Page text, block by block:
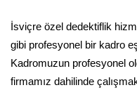
İsviçre özel dedektiflik
gibi profesyonel bir kadro
Kadromuzun profesyonel
firmamız dahilinde